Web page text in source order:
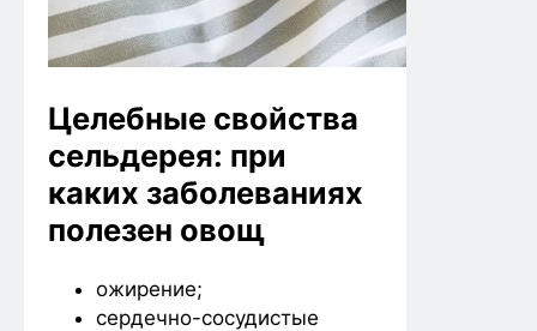
Целебные свойства
сельдерея: при
каких заболеваниях
полезен овощ
ожирение;
сердечно-сосудистые